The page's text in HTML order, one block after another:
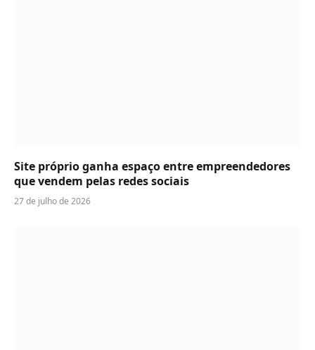
Site próprio ganha espaço entre empreendedores
que vendem pelas redes sociais
27 de julho de 2026